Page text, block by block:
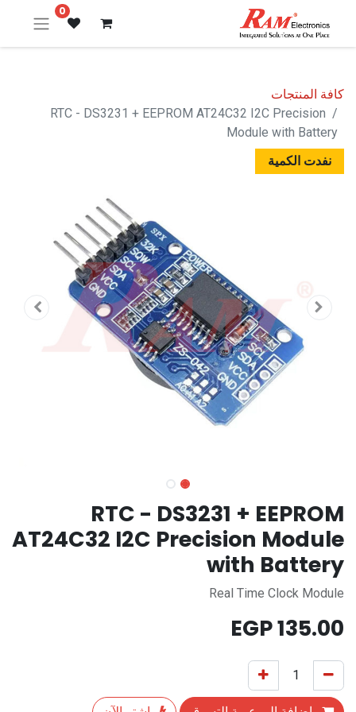
0
كافة المنتجات
RTC - DS3231 + EEPROM AT24C32 I2C Precision
Module with Battery
نفدت الكمية
RTC - DS3231 + EEPROM
AT24C32 I2C Precision Module
with Battery
Real Time Clock Module
135.00